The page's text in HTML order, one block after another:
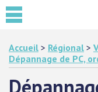
Accueil > Régional >
Dépannage de PC,